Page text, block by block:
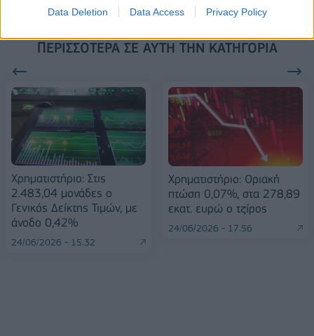
Data Deletion Data Access Privacy Policy
ΠΕΡΙΣΣΌΤΕΡΑ ΣΕ ΑΥΤΉ ΤΗΝ ΚΑΤΗΓΟΡΊΑ
Χρηματιστήριο: Στις
2.483,04 μονάδες ο
Γενικός Δείκτης Τιμών, με
άνοδο 0,42%
24/06/2026 - 15:32
Χρηματιστήριο: Οριακή
πτώση 0,07%, στα 278,89
εκατ. ευρώ ο τζίρος
24/06/2026 - 17:56